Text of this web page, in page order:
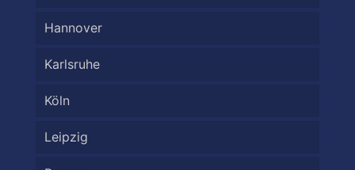
Hannover
Karlsruhe
Köln
Leipzig